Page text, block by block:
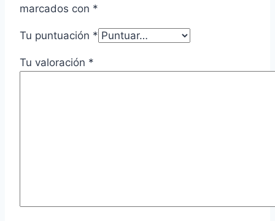
marcados con *
Tu puntuación *
Tu valoración *